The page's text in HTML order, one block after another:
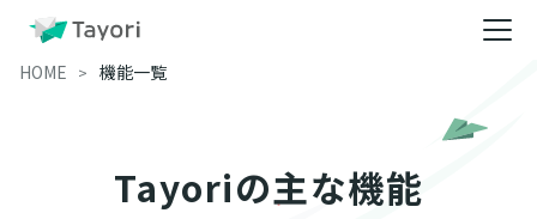
HOME 機能一覧
Tayoriの主な機能